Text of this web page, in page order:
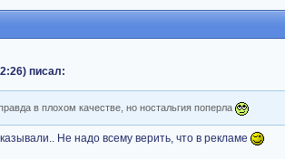
писал:
в плохом качестве, но ностальгия поперла
Не надо всему верить, что в рекламе